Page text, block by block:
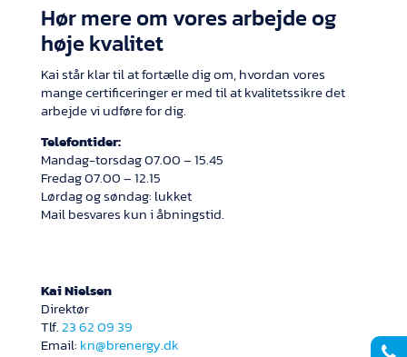
Hør mere om vores arbejde og
høje kvalitet
Kai står klar til at fortælle dig om, hvordan vores
mange certificeringer er med til at kvalitetssikre det
arbejde vi udføre for dig.
Telefontider:
Mandag-torsdag 07.00 – 15.45
Fredag 07.00 – 12.15
Lørdag og søndag: lukket
Mail besvares kun i åbningstid.
Kai Nielsen
Direktør
Tlf.23 62 09 39
Email: kn@brenergy.dk